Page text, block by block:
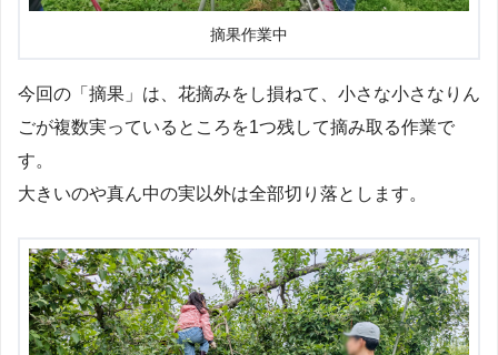
摘果作業中
今回の「摘果」は、花摘みをし損ねて、小さな小さなりん
ごが複数実っているところを1つ残して摘み取る作業で
す。
大きいのや真ん中の実以外は全部切り落とします。